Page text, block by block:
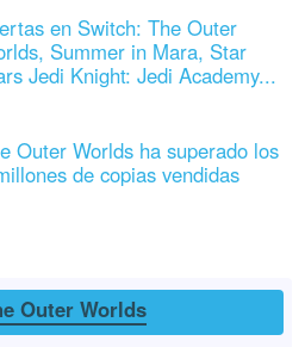
en Switch: The Outer
Summer in Mara, Star
Jedi Knight: Jedi Academy...
Outer Worlds ha superado los
de copias vendidas
Outer Worlds